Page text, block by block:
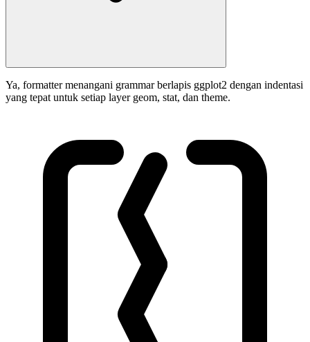
Ya, formatter menangani grammar berlapis ggplot2 dengan indentasi
yang tepat untuk setiap layer geom, stat, dan theme.